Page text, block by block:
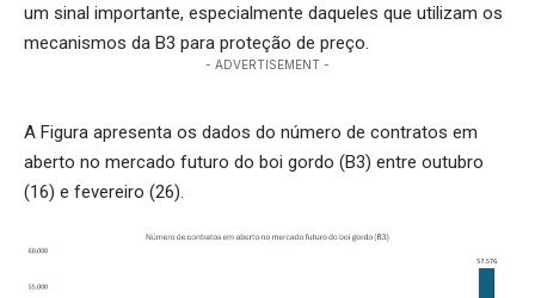
um sinal importante, especialmente daqueles que utilizam os
mecanismos da B3 para proteção de preço.
- ADVERTISEMENT -
A Figura apresenta os dados do número de contratos em
aberto no mercado futuro do boi gordo (B3) entre outubro
(16) e fevereiro (26).